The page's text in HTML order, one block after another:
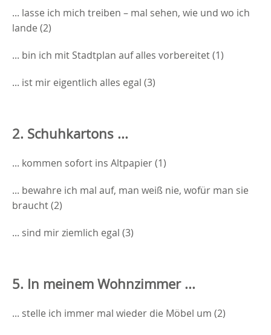
... lasse ich mich treiben – mal sehen, wie und wo ich
lande (2)
... bin ich mit Stadtplan auf alles vorbereitet (1)
... ist mir eigentlich alles egal (3)
2. Schuhkartons ...
... kommen sofort ins Altpapier (1)
... bewahre ich mal auf, man weiß nie, wofür man sie
braucht (2)
... sind mir ziemlich egal (3)
5. In meinem Wohnzimmer ...
... stelle ich immer mal wieder die Möbel um (2)